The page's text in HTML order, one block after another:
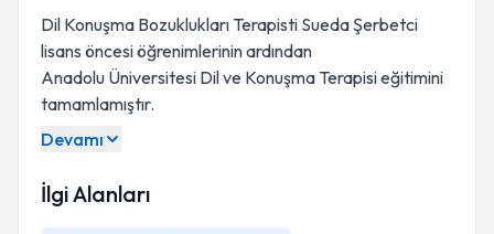
Dil Konuşma Bozuklukları Terapisti Sueda Şerbetci
lisans öncesi öğrenimlerinin ardından
Anadolu Üniversitesi Dil ve Konuşma Terapisi eğitimini
tamamlamıştır.
Devamı
İlgi Alanları